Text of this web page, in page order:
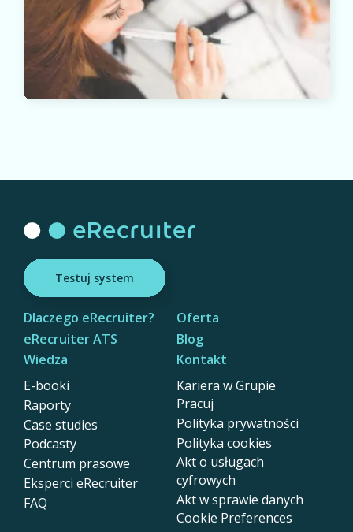
Testuj system
Dlaczego eRecruiter?
eRecruiter ATS
Wiedza
E-booki
Raporty
Case studies
Podcasty
Centrum prasowe
Eksperci eRecruiter
FAQ
Oferta
Blog
Kontakt
Kariera w Grupie
Pracuj
Polityka prywatności
Polityka cookies
Akt o usługach
cyfrowych
Akt w sprawie danych
Cookie Preferences